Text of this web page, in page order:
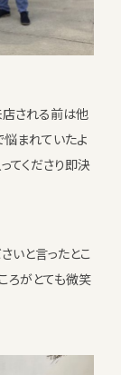
店される前は他
まれていたよ
てくださり即決
いと言ったとこ
ろがとても微笑